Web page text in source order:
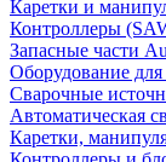
Каретки и
Контроллеры
Запасные части
Оборудование
Сварочные
Автоматическая
Каретки,